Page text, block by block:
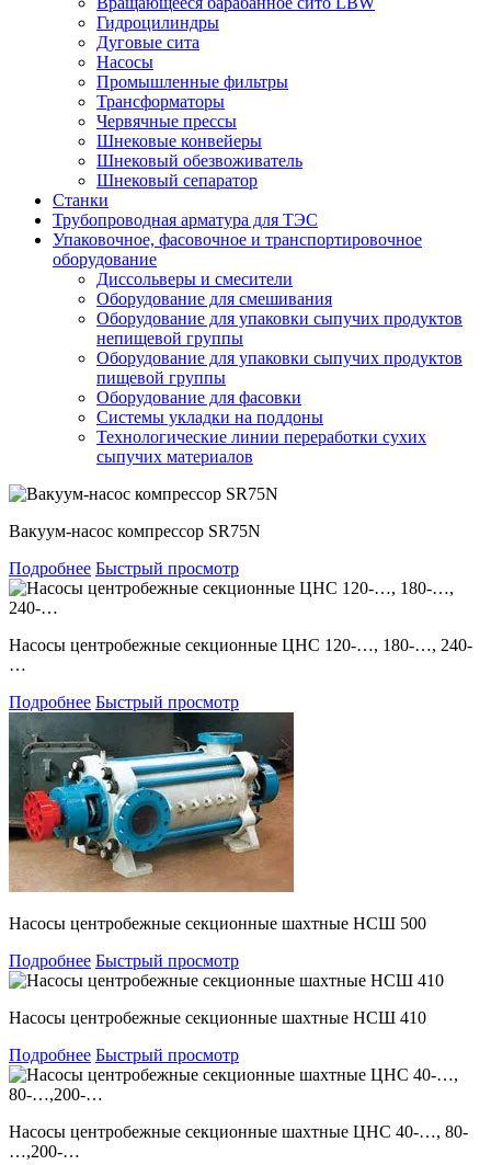
Гидроцилиндры
Дуговые сита
Насосы
Промышленные фильтры
Трансформаторы
Червячные прессы
Шнековые конвейеры
Шнековый обезвоживатель
Шнековый сепаратор
Станки
Трубопроводная арматура для ТЭС
Упаковочное, фасовочное и транспортировочное
оборудование
Диссольверы и смесители
Оборудование для смешивания
Оборудование для упаковки сыпучих продуктов
непищевой группы
Оборудование для упаковки сыпучих продуктов
пищевой группы
Оборудование для фасовки
Системы укладки на поддоны
Технологические линии переработки сухих
сыпучих материалов
Вакуум-насос компрессор SR75N
Подробнее Быстрый просмотр
Насосы центробежные секционные ЦНС 120-…, 180-…, 240-
…
Подробнее Быстрый просмотр
Насосы центробежные секционные шахтные НСШ 500
Подробнее Быстрый просмотр
Насосы центробежные секционные шахтные НСШ 410
Подробнее Быстрый просмотр
Насосы центробежные секционные шахтные ЦНС 40-…, 80-
…,200-…